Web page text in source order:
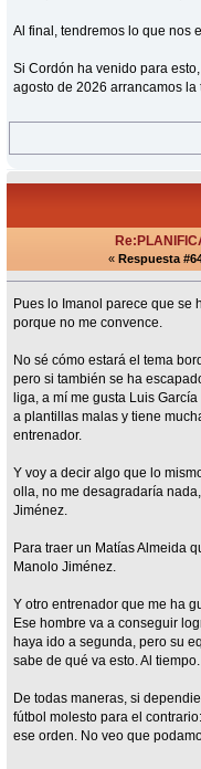
Al final, tendremos lo que nos
Si Cordón ha venido para
agosto de 2026 arrancamos
« Respuesta
Pues lo Imanol parece que se
porque no me convence.
No sé cómo estará el tema
pero si también se ha
liga, a mí me gusta Luis
a plantillas malas y tiene
entrenador.
Y voy a decir algo que lo
olla, no me desagradaría
Jiménez.
Para traer un Matías Almeida
Manolo Jiménez.
Y otro entrenador que me ha
Ese hombre va a conseguir
haya ido a segunda, pero su
sabe de qué va esto. Al tiempo.
De todas maneras, si
fútbol molesto para el
ese orden. No veo que